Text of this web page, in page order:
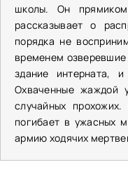
школы. Он
рассказывает о
порядка не
временем
здание интерната,
Охваченные жаждой
случайных
погибает в ужасных
армию ходячих